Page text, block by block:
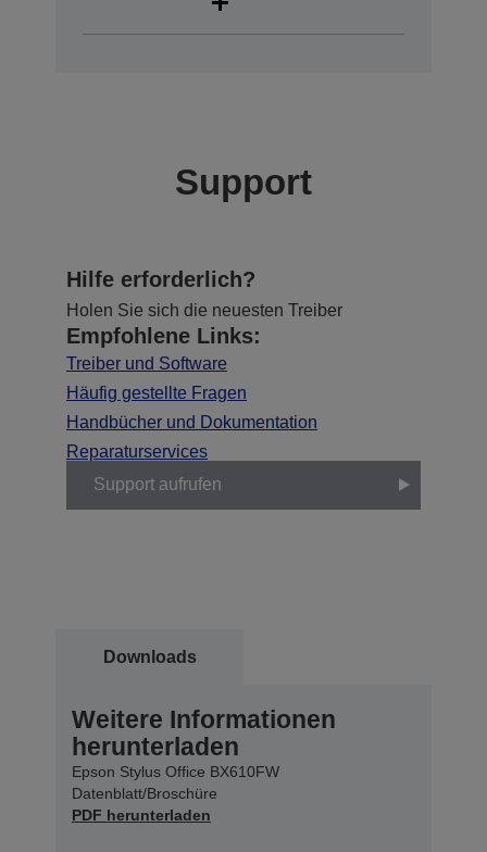
Support
Hilfe erforderlich?
Holen Sie sich die neuesten Treiber
Empfohlene Links:
Treiber und Software
Häufig gestellte Fragen
Handbücher und Dokumentation
Reparaturservices
Support aufrufen
Downloads
Weitere Informationen
herunterladen
Epson Stylus Office BX610FW
Datenblatt/Broschüre
PDF herunterladen